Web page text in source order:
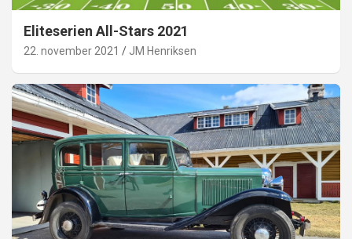
Eliteserien All-Stars 2021
22. november 2021 JM Henriksen